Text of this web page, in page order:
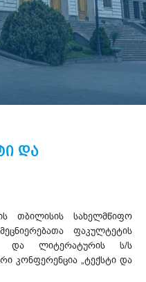
და
თბილისის სახელმწიფო
ფაკულტეტის
და ლიტერატურის ს/ს
კონფერენცია „ტექსტი და